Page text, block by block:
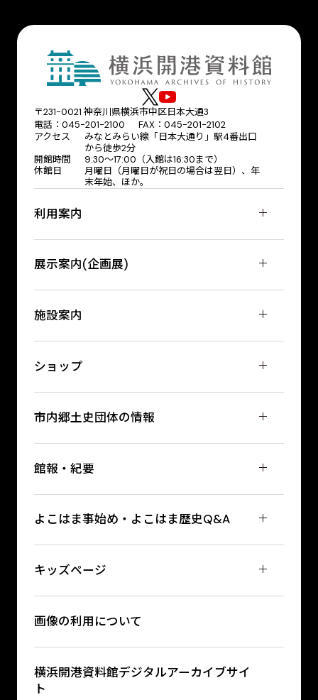
〒231-0021 神奈川県横浜市中区日本大通3
電話：045-201-2100 FAX：045-201-2102
アクセス
みなとみらい線「日本大通り」駅4番出口
から徒歩2分
開館時間
9:30〜17:00（入館は16:30まで）
休館日
月曜日（月曜日が祝日の場合は翌日）、年
末年始、ほか。
利用案内
展示案内(企画展)
施設案内
ショップ
市内郷土史団体の情報
館報・紀要
よこはま事始め・よこはま歴史Q&A
キッズページ
画像の利用について
横浜開港資料館デジタルアーカイブサイ
ト